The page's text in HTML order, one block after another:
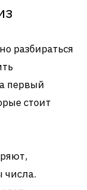
разбираться
первый
стоит
числа.